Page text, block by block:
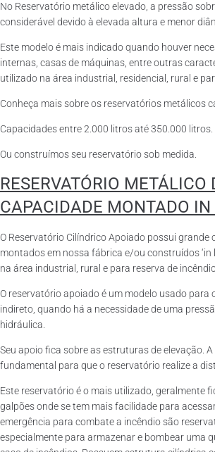
No Reservatório metálico elevado, a pressão
considerável devido à elevada altura e menor
Este modelo é mais indicado quando houver
internas, casas de máquinas, entre outras
utilizado na área industrial, residencial, rural e
Conheça mais sobre os reservatórios metálicos
Capacidades entre 2.000 litros até 350.000 litros.
Ou construímos seu reservatório sob medida.
RESERVATÓRIO METÁLICO
CAPACIDADE MONTADO IN
O Reservatório Cilíndrico Apoiado possui grande
montados em nossa fábrica e/ou construídos ‘in
na área industrial, rural e para reserva de
O reservatório apoiado é um modelo usado para
indireto, quando há a necessidade de uma
hidráulica.
Seu apoio fica sobre as estruturas de elevação.
fundamental para que o reservatório realize a
Este reservatório é o mais utilizado, geralmente
galpões onde se tem mais facilidade para
emergência para combate a incêndio são
especialmente para armazenar e bombear uma